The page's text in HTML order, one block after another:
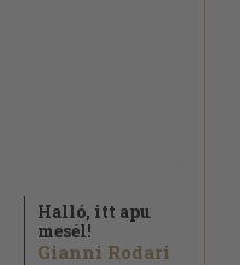
Halló, itt apu
mesél!
Gianni Rodari